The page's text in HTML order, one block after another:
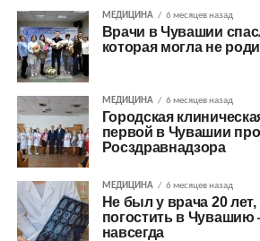
МЕДИЦИНА 6 месяцев назад
Врачи в Чувашии
которая могла не
МЕДИЦИНА 6 месяцев назад
Городская
первой в Чувашии
Росздравнадзора
МЕДИЦИНА 6 месяцев назад
Не был у врача 20
погостить в Чувашию
навсегда